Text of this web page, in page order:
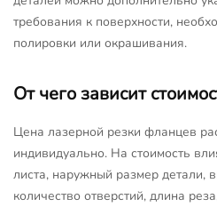
требования к поверхности,
полировки или окрашивания.
От чего зависит
Цена лазерной резки фланцев
индивидуально. На стоимость
листа, наружный размер детали,
количество отверстий, длина